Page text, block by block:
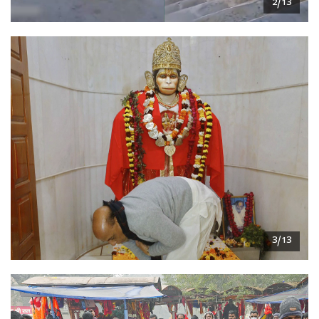
2/13
3/13